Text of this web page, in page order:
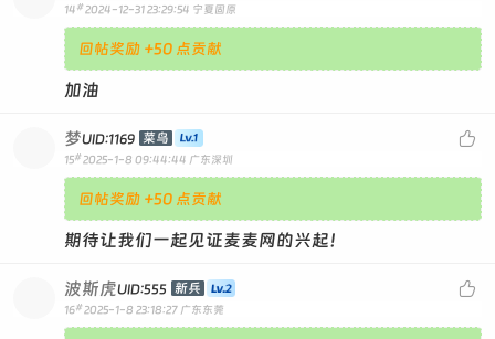
14 # 2024-12-31 23:29:54 宁夏固原
回帖奖励 +50 点贡献
加油

梦UID:1169 菜鸟
15# 2025-1-8 09:44:44 广东深圳
回帖奖励 +50 点贡献
期待让我们一起见证麦麦网的兴起！

波斯虎UID:555 新兵
16# 2025-1-8 23:18:27 广东东莞